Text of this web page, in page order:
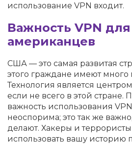
использование VPN входит.
Важность VPN для
американцев
США — это самая развитая
этого граждане имеют много
Технология является
если не всего в этой стране.
важность использования
неоспорима; это так же
делают. Хакеры и террористы
использовать вашу историю